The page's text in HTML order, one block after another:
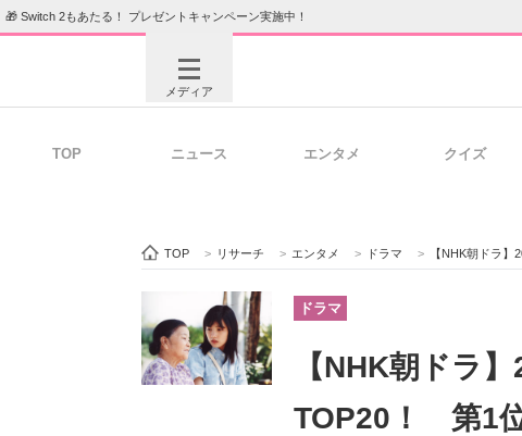
🎁 Switch 2もあたる！ プレゼントキャンペーン実施中！
メディア
ビジネスと働き方のヒント
TOP ニュース エンタメ クイズ
TOP > リサーチ > エンタメ > ドラマ > 【NHK朝ドラ】2000
ドラマ
【NHK朝ドラ
TOP20！ 第1